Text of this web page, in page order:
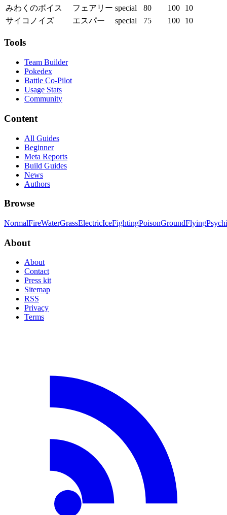
みわくのボイス
フェアリー special 80 100
10
サイコノイズ
エスパー special 75 100 10
Tools
Team Builder
Pokedex
Battle Co-Pilot
Usage Stats
Community
Content
All Guides
Beginner
Meta Reports
Build Guides
News
Authors
Browse
NormalFireWaterGrassElectricIceFightingPoisonGroundFlying
About
About
Contact
Press kit
Sitemap
RSS
Privacy
Terms